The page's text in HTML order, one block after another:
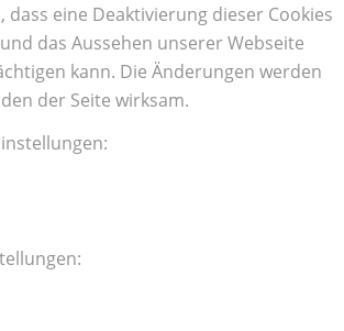
dass eine Deaktivierung dieser Cookies
das Aussehen unserer Webseite
kann. Die Änderungen werden
der Seite wirksam.